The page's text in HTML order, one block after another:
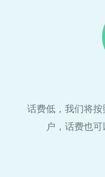
话费低，我们将
户，话费也可